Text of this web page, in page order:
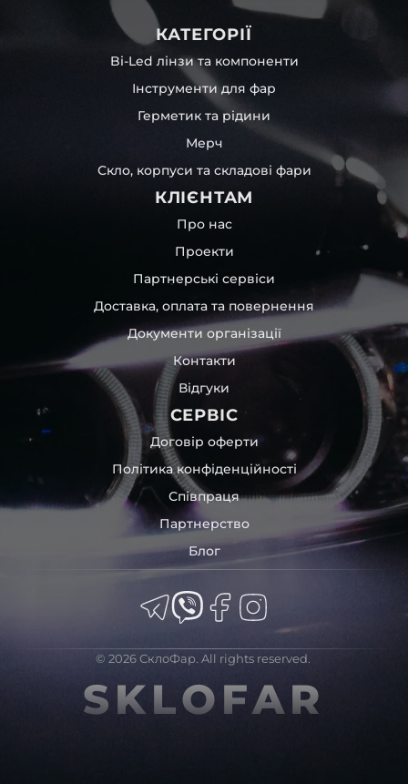
КАТЕГОРІЇ
Bi-Led лінзи та компоненти
Інструменти для фар
Герметик та рідини
Мерч
Скло, корпуси та складові фари
КЛІЄНТАМ
Про нас
Проекти
Партнерські сервіси
Доставка, оплата та повернення
Документи організації
Контакти
Відгуки
СЕРВІС
Договір оферти
Політика конфіденційності
Співпраця
Партнерство
Блог
© 2026 СклоФар. All rights reserved.
SKLOFAR